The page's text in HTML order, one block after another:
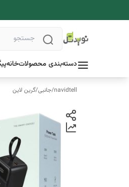
دسته‌بندی محصولاتخانه
navidtell
/جانبی/گرین لاین